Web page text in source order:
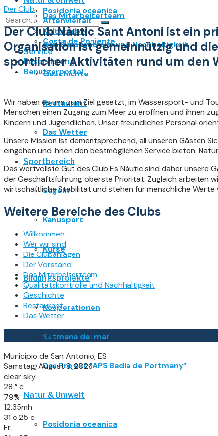
No Result
View All Result
Posidonia oceanica
Artenvielfalt
Kulturerbe
Costa de Poniente
Service
Reservierung
Benutzerportal
Das Mitarbeiterteam
Qualitätskontrolle und Nachhaltigkeit
Geschichte
Restaurant
Das Wetter
Sportbereich
Segeln
Kanusport
Kurse
Bildungsprojekte
Kooperationen
Setmana del mar
Das Projekt “APS Badia de Portmany”
Natur & Umwelt
Posidonia oceanica
Der Club
Der Club Nàutic Sant Antoni ist ein
Organisation ist gemeinnützig und
sportlicher Aktivitäten rund um den
Wir haben es uns zum Ziel gesetzt, im Wassersport- und
Menschen einen Zugang zum Meer zu eröffnen und ihnen
Kindern und Jugendlichen. Unser freundliches Personal
Unsere Mission ist dementsprechend, all unseren Gästen
eingehen und ihnen den bestmöglichen Service bieten.
Das wertvollste Gut des Club Es Nàutic sind daher unsere
der Geschäftsführung oberste Priorität. Zugleich arbeiten
wirtschaftliche Stabilität und stehen für menschliche Werte
Weitere Bereiche des Clubs
Willkommen
Wer wir sind
Die Clubanlagen
Der Vorstand
Das Mitarbeiterteam
Qualitätskontrolle und Nachhaltigkeit
Geschichte
Restaurant
Das Wetter
Das Wetter
Municipio de San Antonio, ES
Samstag, August 8, 2026
clear sky
28 ° c
79%
12.35mh
31 c 25 c
Fr.